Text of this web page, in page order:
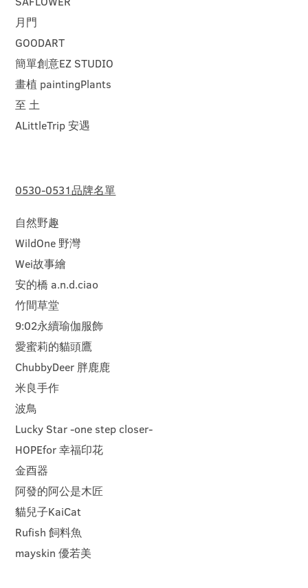
月門
GOODART
簡單創意EZ STUDIO
畫植 paintingPlants
至 土
ALittleTrip 安遇
0530-0531品牌名單
自然野趣
WildOne 野灣
Wei故事繪
安的橋 a.n.d.ciao
竹間草堂
9:02永續瑜伽服飾
愛蜜莉的貓頭鷹
ChubbyDeer 胖鹿鹿
米良手作
波鳥
Lucky Star -one step closer-
HOPEfor 幸福印花
金酉器
阿發的阿公是木匠
貓兒子KaiCat
Rufish 飼料魚
mayskin 優若美